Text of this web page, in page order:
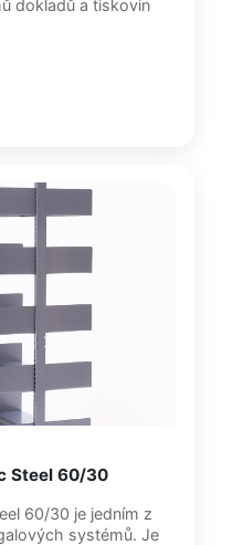
dokladů a tiskovin
Steel 60/30
60/30 je jedním z
systémů. Je